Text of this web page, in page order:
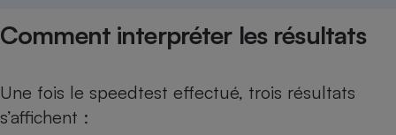
Comment interpréter les résultats
Une fois le speedtest effectué, trois résultats
s’affichent :
Plaque de cuisson à
Smartphone